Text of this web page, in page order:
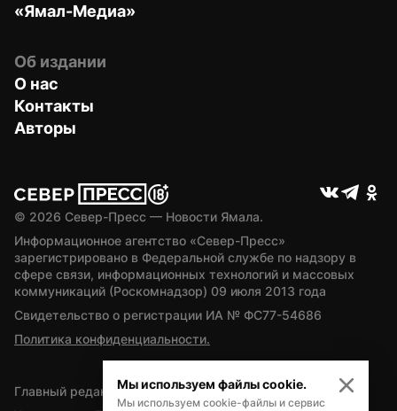
«Ямал-Медиа»
Об издании
О нас
Контакты
Авторы
© 2026 Север-Пресс — Новости Ямала.
Информационное агентство «Север-Пресс»
зарегистрировано в Федеральной службе по надзору в
сфере связи, информационных технологий и массовых
коммуникаций (Роскомнадзор) 09 июля 2013 года
Свидетельство о регистрации ИА № ФС77-54686
Политика конфиденциальности.
Главный редактор — А.Л. Поздеев
Мы используем файлы cookie.
Мы используем cookie-файлы и сервис